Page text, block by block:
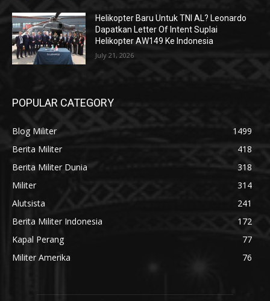
Helikopter Baru Untuk TNI AL? Leonardo
Dapatkan Letter Of Intent Suplai
Helikopter AW149 Ke Indonesia
July 21, 2026
POPULAR CATEGORY
Blog Militer
1499
Berita Militer
418
Berita Militer Dunia
318
Militer
314
Alutsista
241
Berita Militer Indonesia
172
Kapal Perang
77
Militer Amerika
76